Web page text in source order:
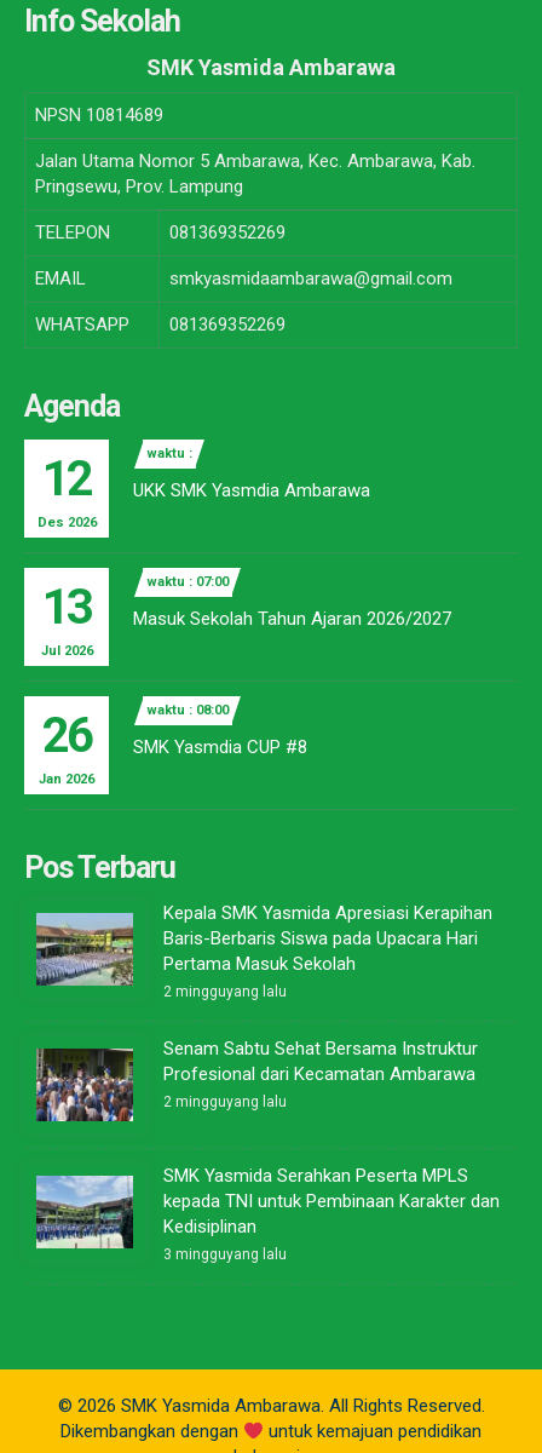
Info Sekolah
SMK Yasmida Ambarawa
NPSN 10814689
Jalan Utama Nomor 5 Ambarawa, Kec. Ambarawa, Kab.
Pringsewu, Prov. Lampung
TELEPON 081369352269
EMAIL smkyasmidaambarawa@gmail.com
WHATSAPP 081369352269
Agenda
12
Des 2026
waktu :
UKK SMK Yasmdia Ambarawa
13
Jul 2026
waktu : 07:00
Masuk Sekolah Tahun Ajaran 2026/2027
26
Jan 2026
waktu : 08:00
SMK Yasmdia CUP #8
Pos Terbaru
Kepala SMK Yasmida Apresiasi Kerapihan
Baris-Berbaris Siswa pada Upacara Hari
Pertama Masuk Sekolah
2 mingguyang lalu
Senam Sabtu Sehat Bersama Instruktur
Profesional dari Kecamatan Ambarawa
2 mingguyang lalu
SMK Yasmida Serahkan Peserta MPLS
kepada TNI untuk Pembinaan Karakter dan
Kedisiplinan
3 mingguyang lalu
© 2026 SMK Yasmida Ambarawa. All Rights Reserved.
Dikembangkan dengan
untuk kemajuan pendidikan